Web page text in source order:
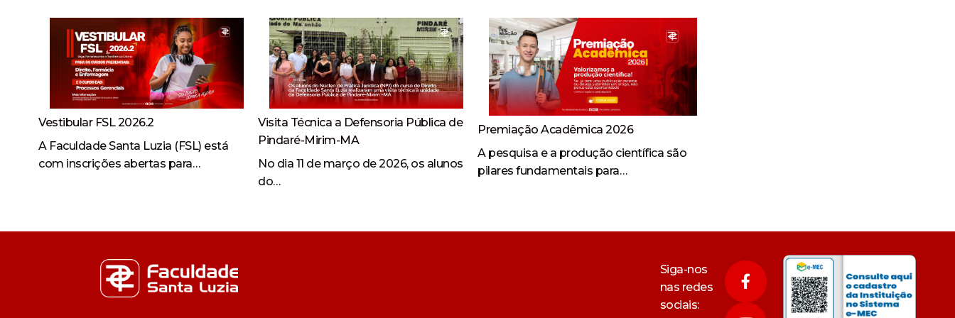
Vestibular FSL 2026.2
A Faculdade Santa Luzia (FSL) está
com inscrições abertas para…
Visita Técnica a Defensoria Pública de
Pindaré-Mirim-MA
No dia 11 de março de 2026, os alunos
do…
Premiação Acadêmica 2026
A pesquisa e a produção científica são
pilares fundamentais para…
Siga-nos
nas redes
sociais: